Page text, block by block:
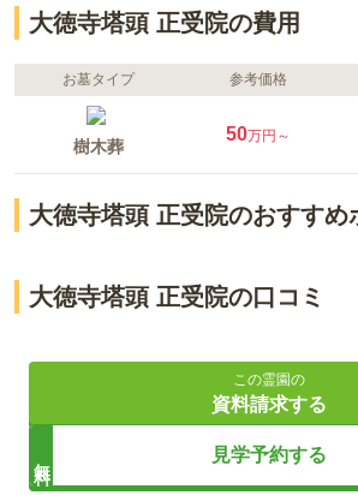
大徳寺塔頭 正受院の費用
お墓タイプ 参考価格
樹木葬
50万円～
大徳寺塔頭 正受院のおすすめ
「北大路駅」から徒歩約15分
宗教不問でどなたでもご利用可能
ライフドット編集部
大徳寺塔頭 正受院の口コミ
30代・女性
自家用車で30分、大徳寺前の駐車場に停め
りの地下鉄北大路駅で下車後、京都市営
この霊園の
資料請求する
見学予約する